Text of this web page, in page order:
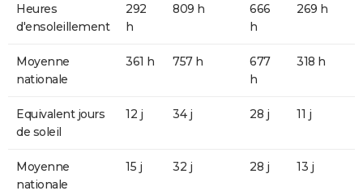
Heures
d'ensoleillement
292
h
809 h
666
h
269 h
Moyenne
nationale
361 h 757 h
677
h
318 h
Equivalent jours
de soleil
12 j 34 j 28 j 11 j
Moyenne
nationale
15 j 32 j 28 j 13 j